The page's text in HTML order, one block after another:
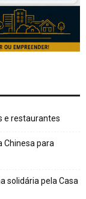
e restaurantes
Chinesa para
solidária pela Casa